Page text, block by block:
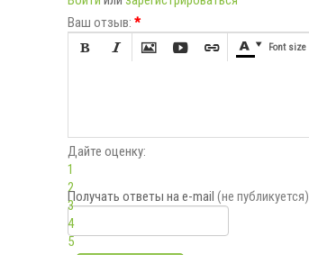
Ваш отзыв: *

      Font size
Дайте оценку:
1
2
3
4
5
Получать ответы на e-mail (не публикуется)